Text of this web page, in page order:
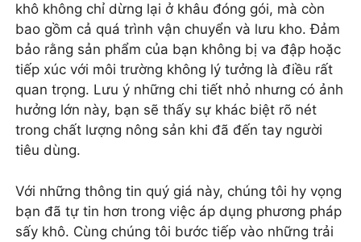
khô không chỉ dừng lại ở khâu đóng gói, mà còn
bao gồm cả quá trình vận chuyển và lưu kho. Đảm
bảo rằng sản phẩm của bạn không bị va đập hoặc
tiếp xúc với môi trường không lý tưởng là điều rất
quan trọng. Lưu ý những chi tiết nhỏ nhưng có ảnh
hưởng lớn này, bạn sẽ thấy sự khác biệt rõ nét
trong chất lượng nông sản khi đã đến tay người
tiêu dùng.
Với những thông tin quý giá này, chúng tôi hy vọng
bạn đã tự tin hơn trong việc áp dụng phương pháp
sấy khô. Cùng chúng tôi bước tiếp vào những trải